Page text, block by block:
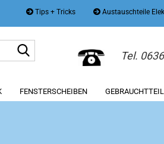
Tips + Tricks Austauschteile
Tel.
FENSTERSCHEIBEN